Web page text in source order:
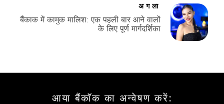
अगला
बैंकाक में कामुक मालिश: एक पहली बार आने वालों
के लिए पूर्ण मार्गदर्शिका
आया बैंकॉक का अन्वेषण करें: